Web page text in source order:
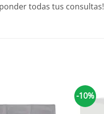
todas tus consultas!
-10%